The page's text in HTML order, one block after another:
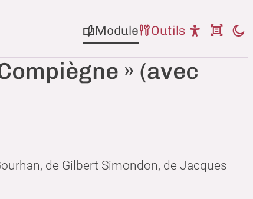
Module
Outils
» (avec
de Gilbert Simondon, de Jacques